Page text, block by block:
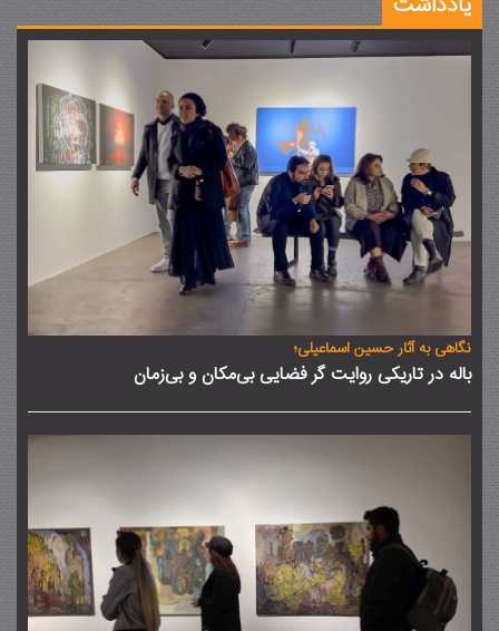
نگاهی به آثار حسین اسماعیلی؛
باله در تاریکی روایت گر فضایی بی‌مکان و بی‌زمان